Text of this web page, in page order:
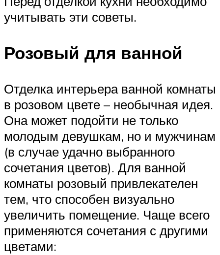
учитывать эти советы.
Розовый для ванной
Отделка интерьера ванной комнаты
в розовом цвете – необычная идея.
Она может подойти не только
молодым девушкам, но и мужчинам
(в случае удачно выбранного
сочетания цветов). Для ванной
комнаты розовый привлекателен
тем, что способен визуально
увеличить помещение. Чаще всего
применяются сочетания с другими
цветами: